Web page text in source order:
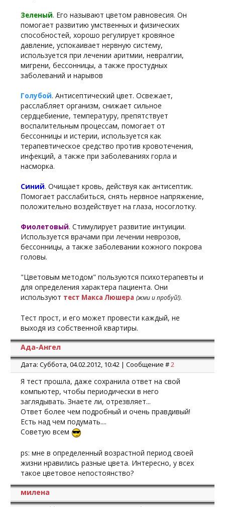
Зеленый. Его называют цветом равновесия. Он
помогает развитию умственных и физических
способностей, хорошо регулирует кровяное
давление, успокаивает нервную систему,
используется при лечении аритмии, невралгии,
мигрени, бессонницы, а также простудных
заболеваний и нарывов
Голубой. Антисептический цвет. Освежает,
расслабляет организм, снижает сильное
сердцебиение, температуру, препятствует
воспалительным процессам, помогает от
бессонницы и истерии, используется как
терапевтическое средство против кровотечения,
инфекций, а также при заболеваниях горла и
насморка.
Синий. Очищает кровь, действуя как антисептик.
Помогает расслабиться, снять нервное напряжение,
положительно воздействует на глаза, носоглотку.
Фиолетовый. Стимулирует развитие интуиции.
Используется врачами при лечении неврозов,
бессонницы, а также заболевании кожного покрова
головы.
"Цветовым методом" пользуются психотерапевты и
для определения характера пациента. Они
используют тест Макса Люшера (жми и пробуй!).
Тест прост, и его может провести каждый, не
выходя из собственной квартиры.
Ада-Ангел
Дата: Суббота, 04.02.2012, 10:42 | Сообщение #2
Я тест прошла, даже сохранила ответ на свой
компьютер, чтобы периодически в него
заглядывать. Знаете ли, отрезвляет...
Ответ более чем подробный и очень правдивый!
Есть над чем подумать....
Советую всем
ps: мне в определенный возрастной период своей
жизни нравились разные цвета. Интересно, у всех
такое цветовое непостоянство?
милена